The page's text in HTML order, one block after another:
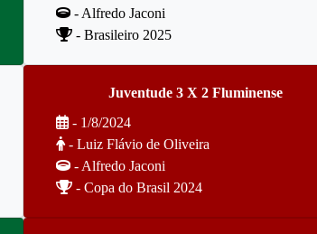
- Alfredo Jaconi
- Brasileiro 2025
Juventude 3 X 2 Fluminense
- 1/8/2024
- Luiz Flávio de Oliveira
- Alfredo Jaconi
- Copa do Brasil 2024